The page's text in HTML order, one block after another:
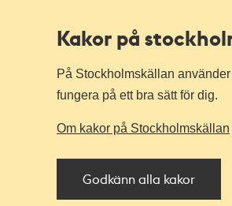
Kakor på
På Stockholmskällan
fungera på ett bra sätt för dig.
Om kakor på Stockholmskällan
Godkänn alla kakor